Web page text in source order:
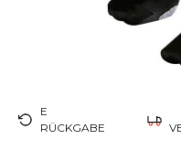
EINFACHE
RÜCKGABE